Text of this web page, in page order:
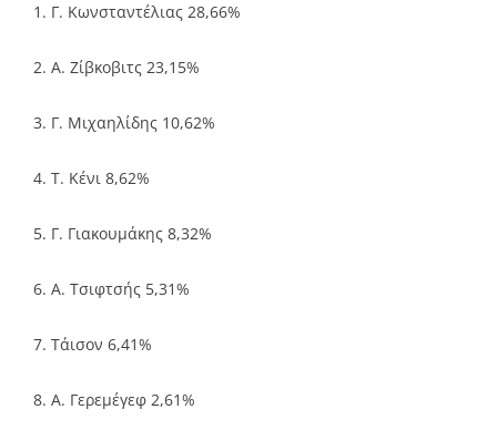
1. Γ. Κωνσταντέλιας 28,66%
2. Α. Ζίβκοβιτς 23,15%
3. Γ. Μιχαηλίδης 10,62%
4. Τ. Κένι 8,62%
5. Γ. Γιακουμάκης 8,32%
6. Α. Τσιφτσής 5,31%
7. Τάισον 6,41%
8. Α. Γερεμέγεφ 2,61%